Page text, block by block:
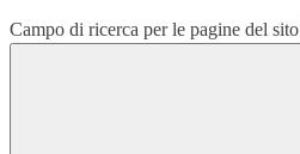
Campo di ricerca per le pagine del sito